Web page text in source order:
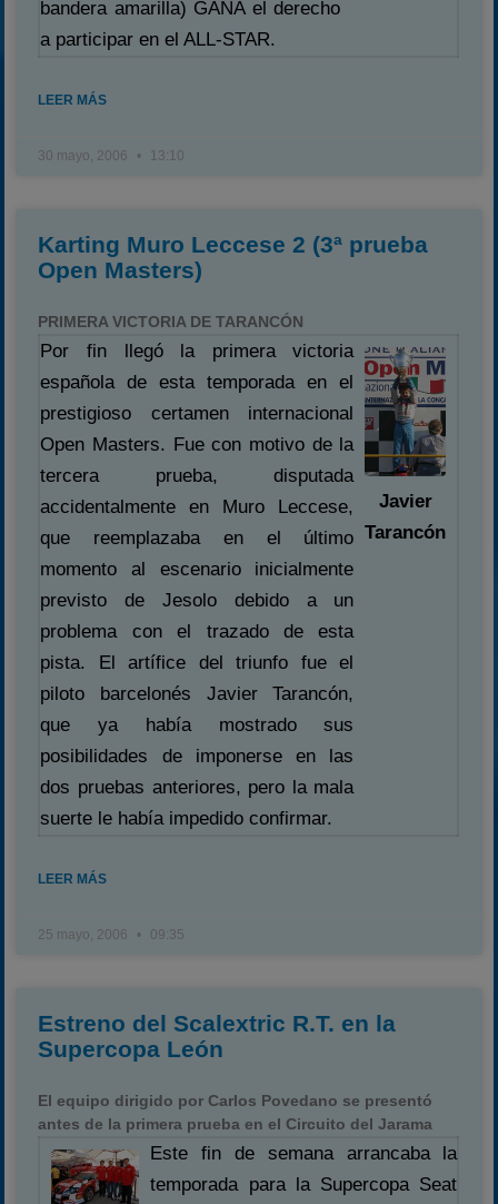
bandera amarilla) GANA el derecho
a participar en el ALL-STAR.
LEER MÁS
30 mayo, 2006 13:10
Karting Muro Leccese 2 (3ª prueba
Open Masters)
PRIMERA VICTORIA DE TARANCÓN
Por fin llegó la primera victoria
española de esta temporada en el
prestigioso certamen internacional
Open Masters. Fue con motivo de la
tercera prueba, disputada
accidentalmente en Muro Leccese,
que reemplazaba en el último
momento al escenario inicialmente
previsto de Jesolo debido a un
problema con el trazado de esta
pista. El artífice del triunfo fue el
piloto barcelonés Javier Tarancón,
que ya había mostrado sus
posibilidades de imponerse en las
dos pruebas anteriores, pero la mala
suerte le había impedido confirmar.
Javier
Tarancón
LEER MÁS
25 mayo, 2006 09:35
Estreno del Scalextric R.T. en la
Supercopa León
El equipo dirigido por Carlos Povedano se presentó
antes de la primera prueba en el Circuito del Jarama
Este fin de semana arrancaba la
temporada para la Supercopa Seat